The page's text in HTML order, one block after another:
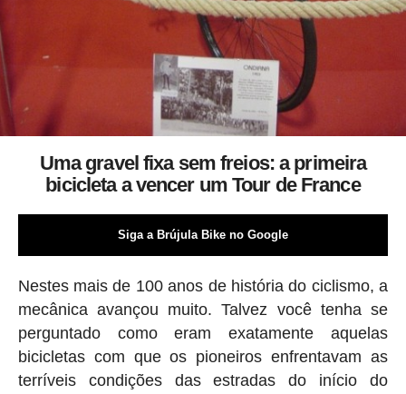
Uma gravel fixa sem freios: a primeira
bicicleta a vencer um Tour de France
Siga a Brújula Bike no Google
Nestes mais de 100 anos de história do ciclismo, a
mecânica avançou muito. Talvez você tenha se
perguntado como eram exatamente aquelas
bicicletas com que os pioneiros enfrentavam as
terríveis condições das estradas do início do